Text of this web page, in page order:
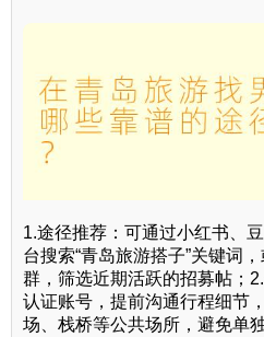
1.途径推荐：可通过小红书、
台搜索“青岛旅游搭子”关键词
群，筛选近期活跃的招募帖；
认证账号，提前沟通行程细节
场、栈桥等公共场所，避免单